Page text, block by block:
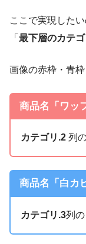
ここで実現した
「 最下層のカテ
画像の赤枠・青
商品名「 ワッ
カテゴリ.2 列
商品名「 白カ
カテゴリ.3列